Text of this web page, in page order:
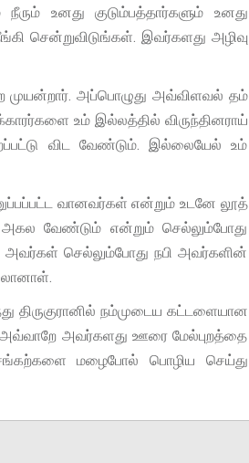
உனது குடும்பத்தார்களும் உனது
சென்றுவிடுங்கள். இவர்களது அழிவு
அப்பொழுது அவ்விளவல் தம்
உம் இல்லத்தில் விருந்தினராய்
விட வேண்டும். இல்லையேல் உம்
வானவர்கள் என்றும் உடனே லூத்
வேண்டும் என்றும் செல்லும்போது
செல்லும்போது நபி அவர்களின்
திருகுரானில் நம்முடைய கட்டளையான
அவர்களது ஊரை மேல்புறத்தை
செங்கற்களை மழைபோல் பொழிய செய்து